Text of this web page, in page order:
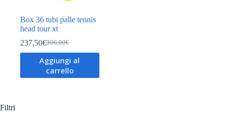
Box 36 tubi palle tennis
head tour xt
306,00€
Il
prezzo
originale
era:
237,50€Il
prezzo
attuale
è:
Aggiungi al
carrello
Filtri